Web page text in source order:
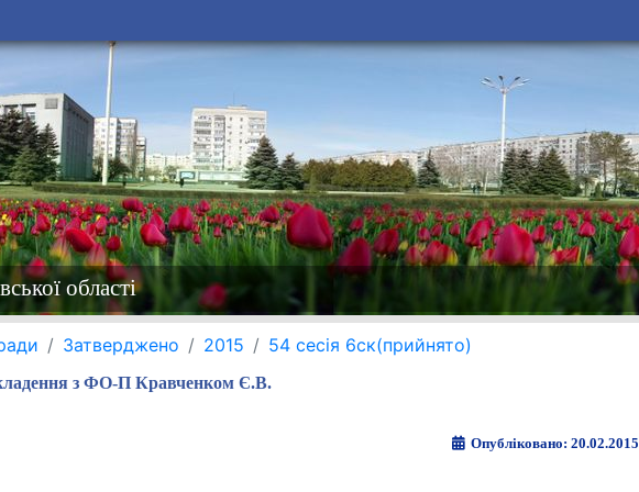
області
Затверджено 2015 54 сесія 6ск(прийнято)
з ФО-П Кравченком Є.В.
Опубліковано: 20.02.2015